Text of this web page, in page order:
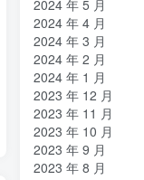
2024 年 5 月
2024 年 4 月
2024 年 3 月
2024 年 2 月
2024 年 1 月
2023 年 12 月
2023 年 11 月
2023 年 10 月
2023 年 9 月
2023 年 8 月